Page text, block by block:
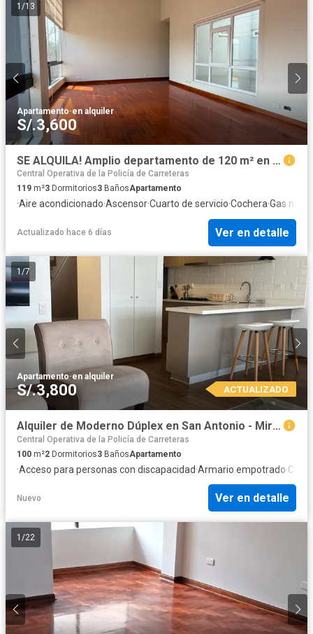
1 /13
Apartamento·en alquiler
S/.3,600
SE ALQUILA! Amplio departamento de 120 m² en Las Gardenias – Surco
Central Operativa de la Policía de Carreteras
119 m²3 Dormitorios3 BañosApartamento
·Aire acondicionado·Ascensor·Cuarto de servicio·Cochera·Gas
Actualizado hace 6 días Ver en detalle
1 /7
Apartamento·en alquiler
S/.3,800 ACTUALIZADO
Alquiler de Moderno Dúplex en San Antonio - Miraflores
Central Operativa de la Policía de Carreteras
100 m²2 Dormitorios3 BañosApartamento
·Acceso para personas con discapacidad·Armario empotrado·
Nuevo Ver en detalle
1 /22